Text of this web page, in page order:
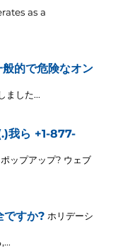
as a
的で危険なオン
ました...
我ら +1-877-
ップアップ? ウェブ
ですか? ホリデーシ